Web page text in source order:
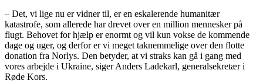
– Det, vi lige nu er vidner til, er en eskalerende humanitær
katastrofe, som allerede har drevet over en million mennesker på
flugt. Behovet for hjælp er enormt og vil kun vokse de kommende
dage og uger, og derfor er vi meget taknemmelige over den flotte
donation fra Norlys. Den betyder, at vi straks kan gå i gang med
vores arbejde i Ukraine, siger Anders Ladekarl, generalsekretær i
Røde Kors.